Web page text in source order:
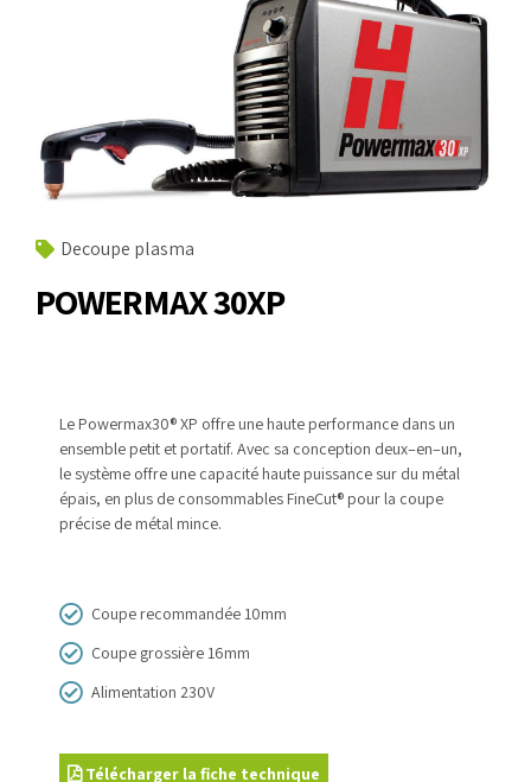
Decoupe plasma
POWERMAX 30XP
Le Powermax30®XP offre une haute performance dans un
ensemble petit et portatif. Avec sa conception deux–en–un,
le système offre une capacité haute puissance sur du métal
épais, en plus de consommables FineCut® pour la coupe
précise de métal mince.
Coupe recommandée 10mm
Coupe grossière 16mm
Alimentation 230V
Télécharger la fiche technique